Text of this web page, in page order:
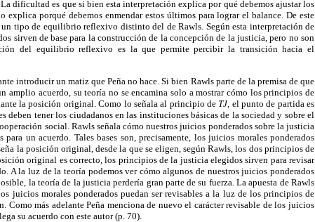
dificultad es que si bien esta interpretación explica por qué debemos ajustar los
porqué debemos enmendar estos últimos para lograr el balance. De este
tipo de equilibrio reflexivo distinto del de Rawls. Según esta interpretación de
sirven de base para la construcción de la concepción de la justicia, pero no son
del equilibrio reflexivo es la que permite percibir la transición hacia el
introducir un matiz que Peña no hace. Si bien Rawls parte de la premisa de que
amplio acuerdo, su teoría no se encamina solo a mostrar cómo los principios de
la posición original. Como lo señala al principio de TJ, el punto de partida es
deben tener los ciudadanos en las instituciones básicas de la sociedad y sobre el
social. Rawls señala cómo nuestros juicios ponderados sobre la justicia
un acuerdo. Tales bases son, precisamente, los juicios morales ponderados
la posición original, desde la que se eligen, según Rawls, los dos principios de
original es correcto, los principios de la justicia elegidos sirven para revisar
A la luz de la teoría podemos ver cómo algunos de nuestros juicios ponderados
la teoría de la justicia perdería gran parte de su fuerza. La apuesta de Rawls
juicios morales ponderados puedan ser revisables a la luz de los principios de
más adelante Peña menciona de nuevo el carácter revisable de los juicios
su acuerdo con este autor (p. 70).